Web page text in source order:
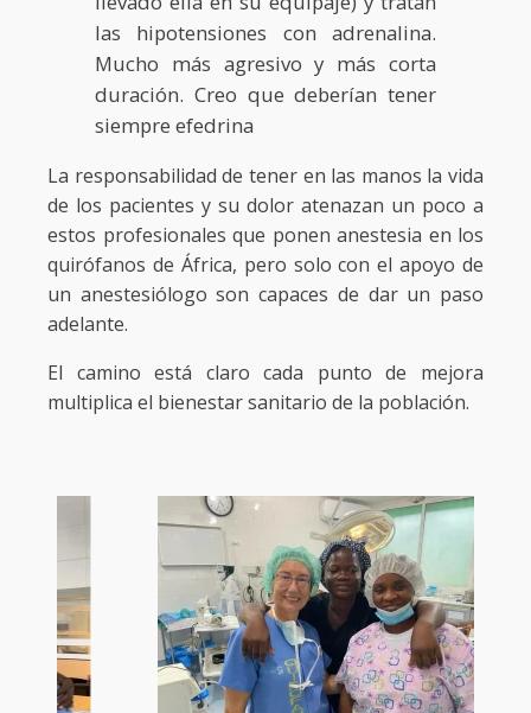
las hipotensiones con adrenalina.
Mucho más agresivo y más corta
duración. Creo que deberían tener
siempre efedrina
La responsabilidad de tener en las manos la vida
de los pacientes y su dolor atenazan un poco a
estos profesionales que ponen anestesia en los
quirófanos de África, pero solo con el apoyo de
un anestesiólogo son capaces de dar un paso
adelante.
El camino está claro cada punto de mejora
multiplica el bienestar sanitario de la población.